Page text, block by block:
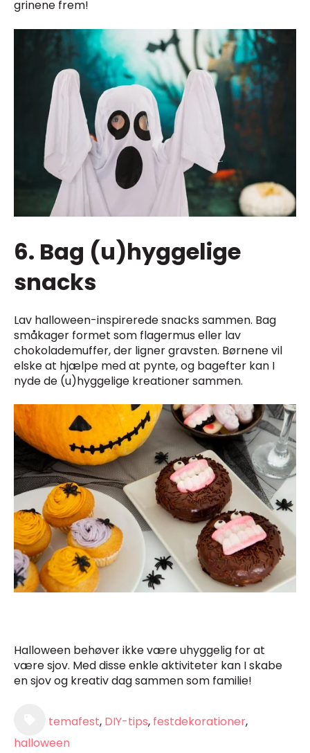
grinene frem!
6. Bag (u)hyggelige
snacks
Lav halloween-inspirerede snacks sammen. Bag
småkager formet som flagermus eller lav
chokolademuffer, der ligner gravsten. Børnene vil
elske at hjælpe med at pynte, og bagefter kan I
nyde de (u)hyggelige kreationer sammen.
Halloween behøver ikke være uhyggelig for at
være sjov. Med disse enkle aktiviteter kan I skabe
en sjov og kreativ dag sammen som familie!
temafest, DIY-tips, festdekorationer,
halloween